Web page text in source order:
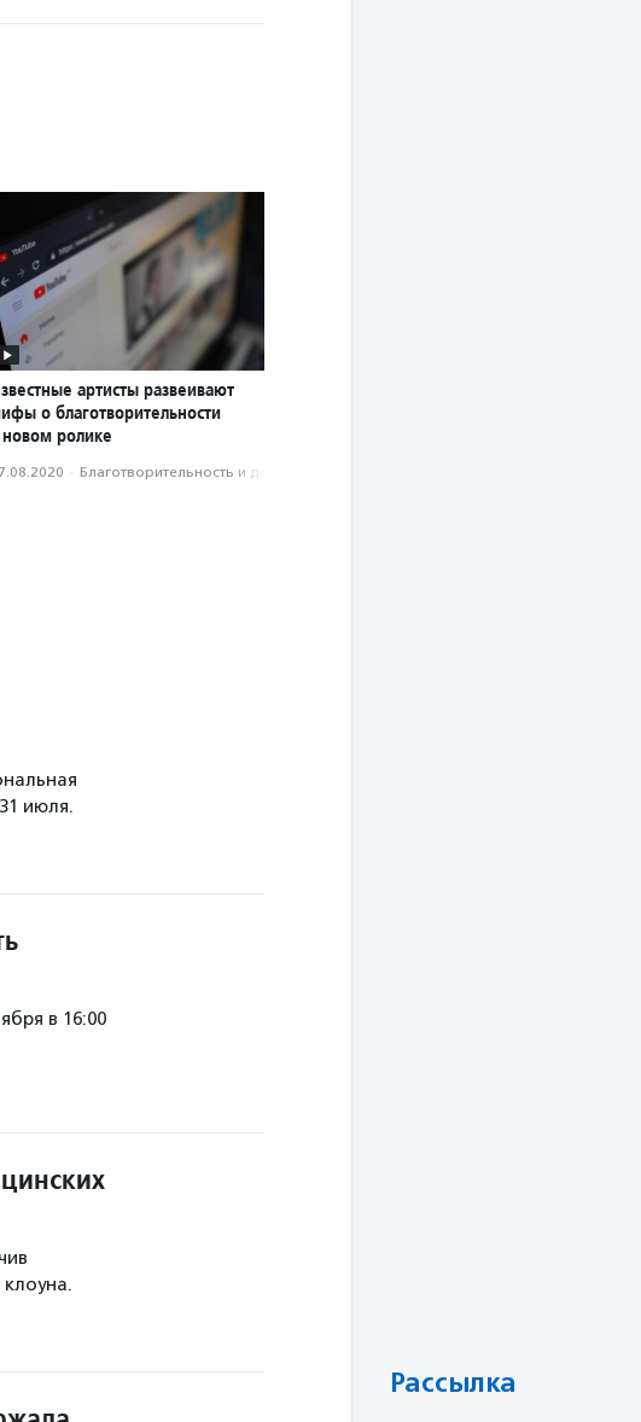
артисты развеивают
о благотворительности
ролике
· Благотвори­тель­ность и доброволь­чест­во
июля.
в 16:00
Рассылка